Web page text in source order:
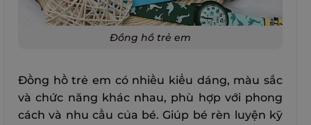
Đồng hồ trẻ em
Đồng hồ trẻ em có nhiều kiểu dáng, màu sắc
và chức năng khác nhau, phù hợp với phong
cách và nhu cầu của bé. Giúp bé rèn luyện kỹ